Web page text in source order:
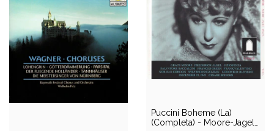
Puccini Boheme (La)
(Completa) - Moore-Jagel-